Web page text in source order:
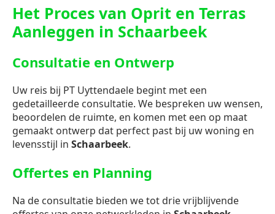
Het Proces van Oprit en Terras
Aanleggen in Schaarbeek
Consultatie en Ontwerp
Uw reis bij PT Uyttendaele begint met een
gedetailleerde consultatie. We bespreken uw wensen,
beoordelen de ruimte, en komen met een op maat
gemaakt ontwerp dat perfect past bij uw woning en
levensstijl in Schaarbeek.
Offertes en Planning
Na de consultatie bieden we tot drie vrijblijvende